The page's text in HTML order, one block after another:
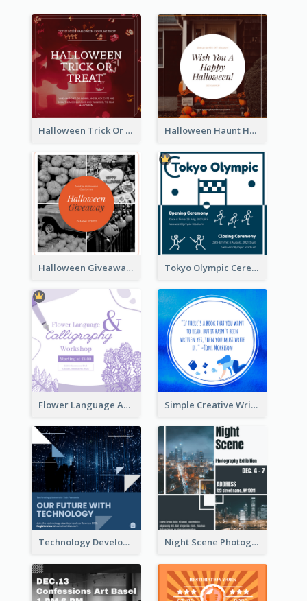
Halloween Trick Or Treat Instagram Post Halloween Haunt House Instagram Post
Halloween Giveaway Instagram Post Tokyo Olympic Ceremony Instagram Post
Flower Language And Calligraphy Instagram Post Simple Creative Writing Quote Instagram Post
Technology Development Conference Instagram Post Night Scene Photography Exhibition Instagram Post